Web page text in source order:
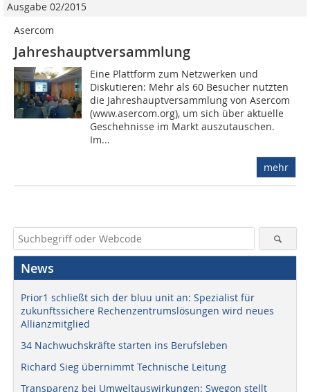
Ausgabe 02/2015
Asercom
Jahreshauptversammlung
Eine Plattform zum Netzwerken und
Diskutieren: Mehr als 60 Besucher nutzten
die Jahreshauptversammlung von Asercom
(www.asercom.org), um sich über aktuelle
Geschehnisse im Markt auszutauschen.
Im...
mehr
News
Prior1 schließt sich der bluu unit an: Spezialist für
zukunftssichere Rechenzentrumslösungen wird neues
Allianzmitglied
34 Nachwuchskräfte starten ins Berufsleben
Richard Sieg übernimmt Technische Leitung
Transparenz bei Umweltauswirkungen: Swegon stellt